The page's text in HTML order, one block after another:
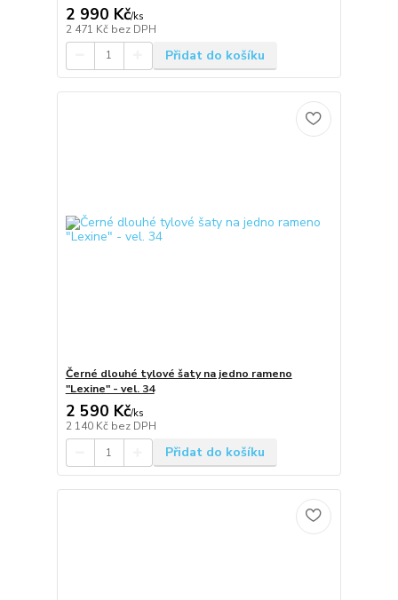
2 990 Kč/ks
2 471 Kč bez DPH
Přidat do košíku
Černé dlouhé tylové šaty na jedno rameno
"Lexine" - vel. 34
2 590 Kč/ks
2 140 Kč bez DPH
Přidat do košíku